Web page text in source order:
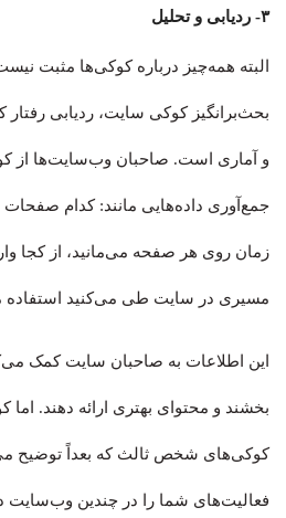
۳- ردیابی و تحلیل
البته همه‌چیز درباره کوکی‌ها مثبت
بحث‌برانگیز کوکی سایت، ردیابی رفتار
و آماری است. صاحبان وب‌سایت‌ها از
جمع‌آوری داده‌هایی مانند: کدام صفحات
زمان روی هر صفحه می‌مانید، از کجا
مسیری در سایت طی می‌کنید استفاده
این اطلاعات به صاحبان سایت کمک
بخشند و محتوای بهتری ارائه دهند.
کوکی‌های شخص ثالث که بعداً توضیح
فعالیت‌های شما را در چندین وب‌سایت